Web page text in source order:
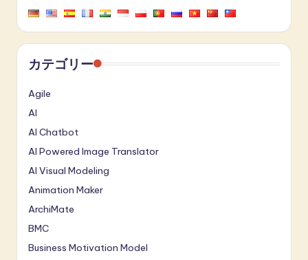
カテゴリー
Agile
AI
AI Chatbot
AI Powered Image Translator
AI Visual Modeling
Animation Maker
ArchiMate
BMC
Business Motivation Model